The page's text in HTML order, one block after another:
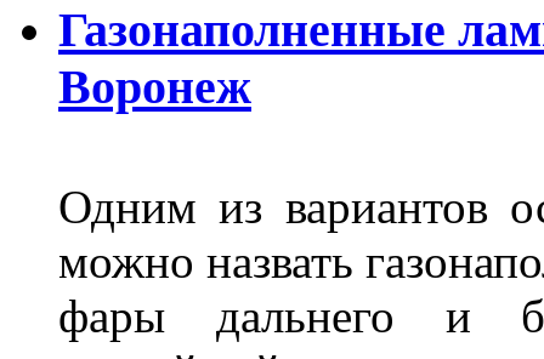
Газонаполненные
Воронеж
Одним из вариантов
можно назвать
фары дальнего и